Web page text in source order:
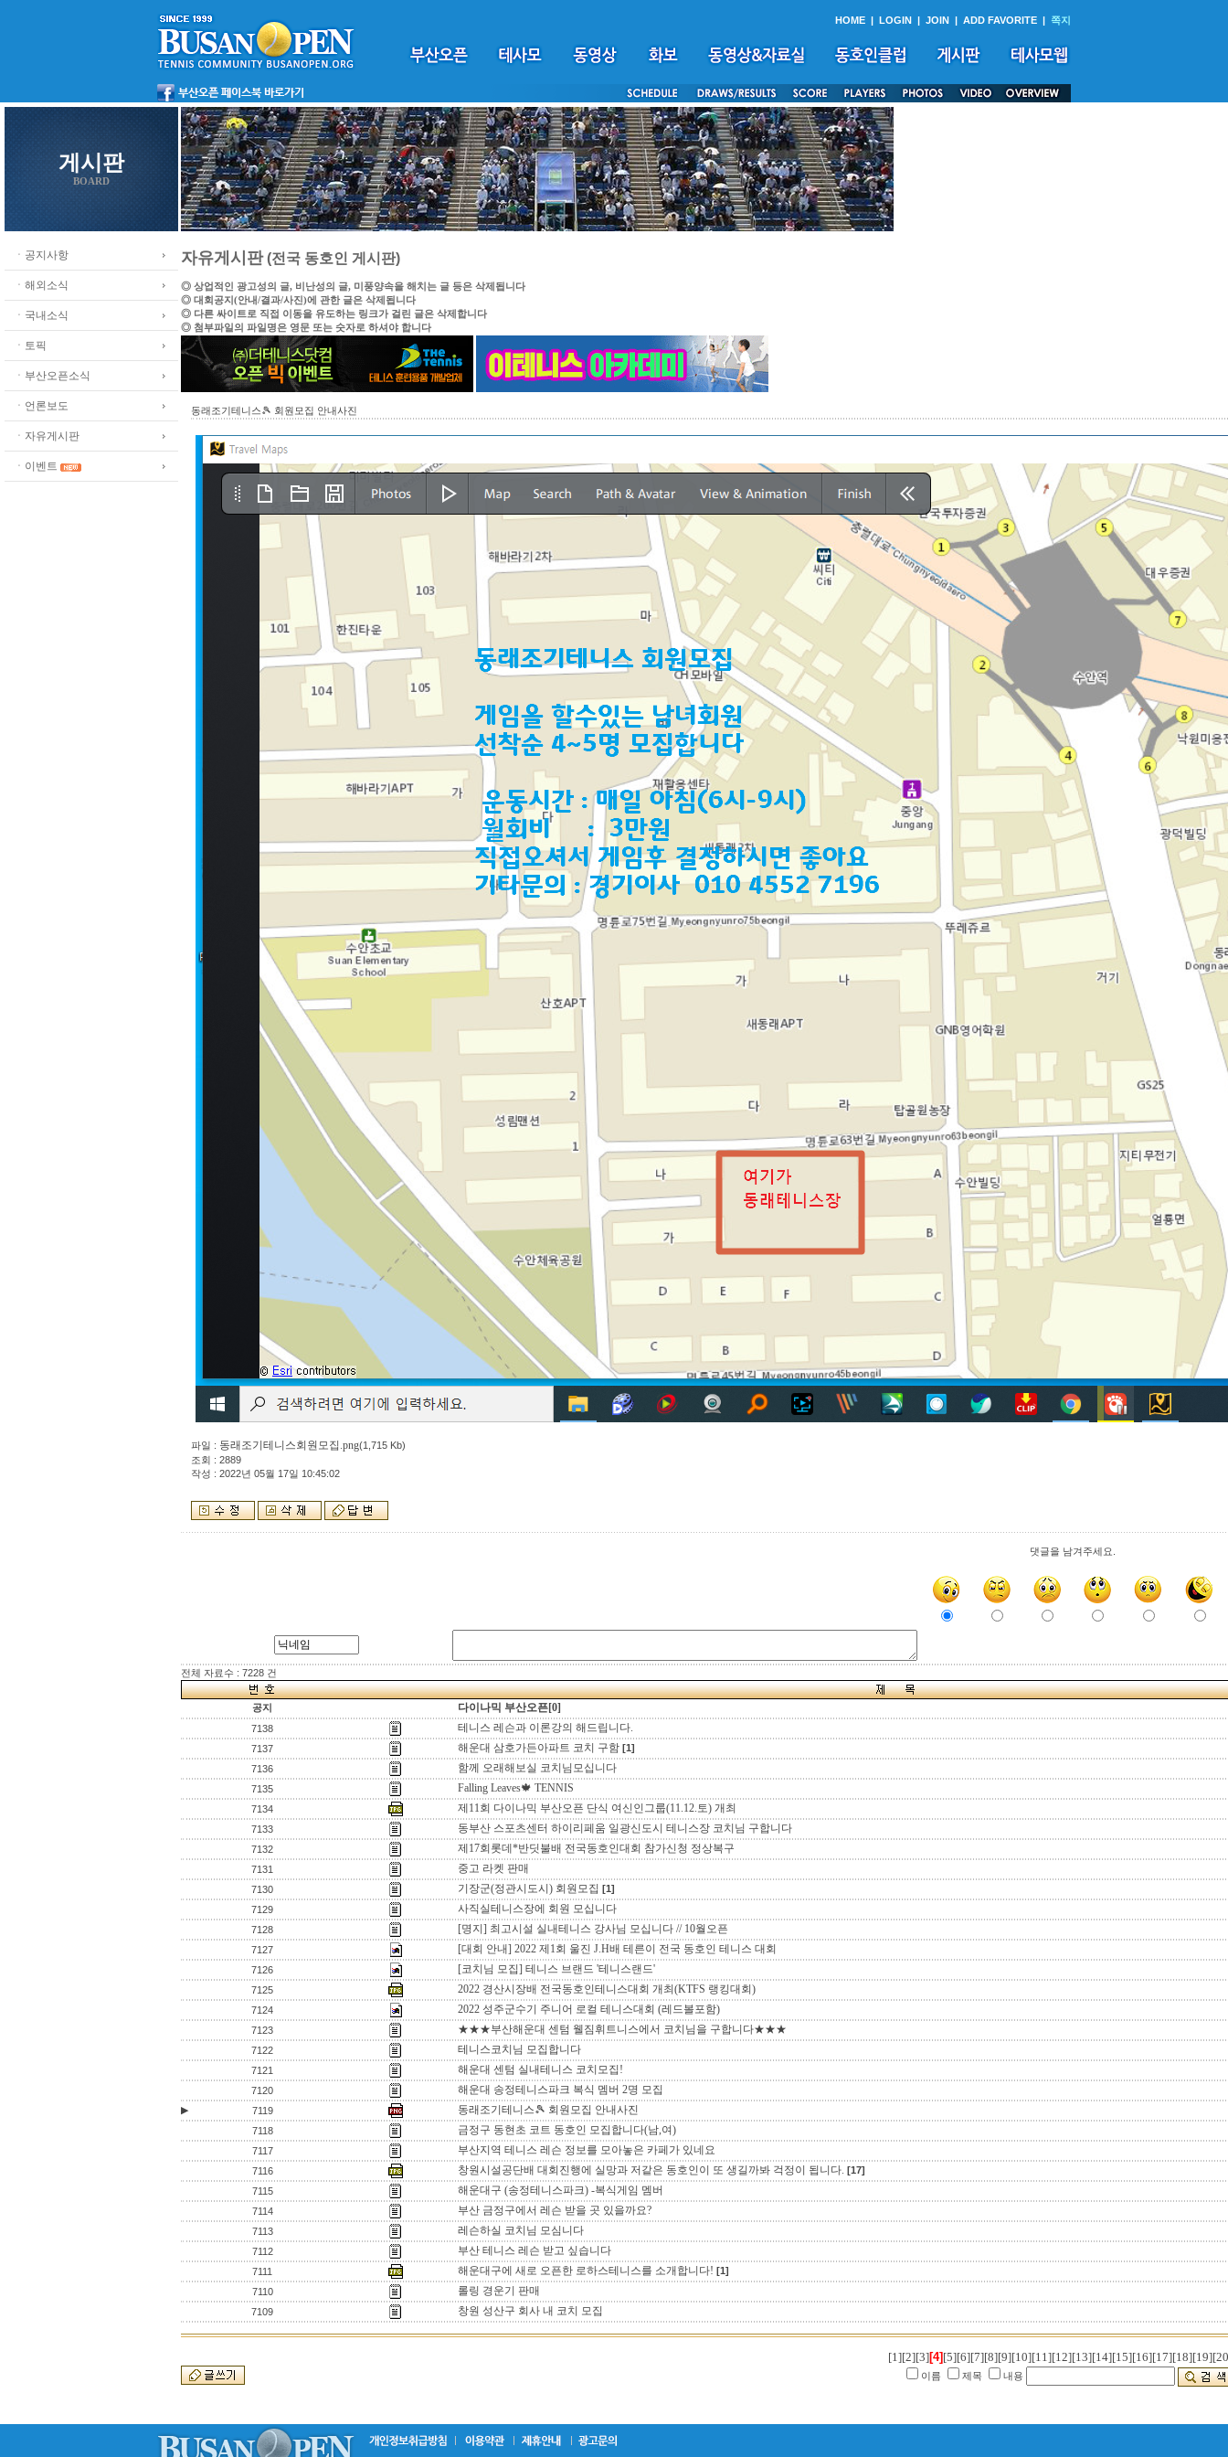
HOME | LOGIN | JOIN | ADD FAVORITE | 쪽지
게시판
BOARD
ㆍ공지사항
ㆍ해외소식
ㆍ국내소식
ㆍ토픽
ㆍ부산오픈소식
ㆍ언론보도
ㆍ자유게시판
ㆍ이벤트
자유게시판(전국 동호인 게시판)
◎ 상업적인 광고성의 글, 비난성의 글, 미풍양속을 해치는 글 등은 삭제됩니다
◎ 대회공지(안내/결과/사진)에 관한 글은 삭제됩니다
◎ 다른 싸이트로 직접 이동을 유도하는 링크가 걸린 글은 삭제합니다
◎ 첨부파일의 파일명은 영문 또는 숫자로 하셔야 합니다
동래조기테니스🎾 회원모집 안내사진
파일 : 동래조기테니스회원모집.png(1,715 Kb)
조회 : 2889
작성 : 2022년 05월 17일 10:45:02
댓글을 남겨주세요.
전체 자료수 : 7228 건
공지 다이나믹 부산오픈[0]
7138 테니스 레슨과 이론강의 해드립니다.
7137 해운대 삼호가든아파트 코치 구함 [1]
7136
함께 오래해보실 코치님모십니다
7135 Falling Leaves🍁 TENNIS
7134 제11회 다이나믹 부산오픈 단식 여신인그룹(11.12.토) 개최
7133 동부산 스포츠센터 하이리페움 일광신도시 테니스장 코치님 구합니다
7132 제17회롯데*반딧불배 전국동호인대회 참가신청 정상복구
7131 중고 라켓 판매
7130 기장군(정관시도시) 회원모집 [1]
7129
사직실테니스장에 회원 모십니다
7128 [명지] 최고시설 실내테니스 강사님 모십니다 // 10월오픈
7127 [대회 안내] 2022 제1회 울진 J.H배 테른이 전국 동호인 테니스 대회
7126 [코치님 모집] 테니스 브랜드 '테니스랜드'
7125 2022 경산시장배 전국동호인테니스대회 개최(KTFS 랭킹대회)
7124 2022 성주군수기 주니어 로컬 테니스대회 (레드볼포함)
7123 ★★★부산해운대 센텀 웰짐휘트니스에서 코치님을 구합니다★★★
7122 테니스코치님 모집합니다
7121 해운대 센텀 실내테니스 코치모집!
7120 해운대 송정테니스파크 복식 멤버 2명 모집
▶ 7119 동래조기테니스🎾 회원모집 안내사진
7118 금정구 동현초 코트 동호인 모집합니다(남,여)
7117 부산지역 테니스 레슨 정보를 모아놓은 카페가 있네요
7116 창원시설공단배 대회진행에 실망과 저같은 동호인이 또 생길까봐 걱정이 됩니다. [17]
7115
해운대구 (송정테니스파크) -복식게임 멤버
7114 부산 금정구에서 레슨 받을 곳 있을까요?
7113 레슨하실 코치님 모심니다
7112 부산 테니스 레슨 받고 싶습니다
7111 해운대구에 새로 오픈한 로하스테니스를 소개합니다! [1]
7110
롤링 경운기 판매
7109 창원 성산구 회사 내 코치 모집
[1][2][3][4] [5][6][7][8][9][10][11][12][13][14][15][16][17][18][19]
이름 제목 내용